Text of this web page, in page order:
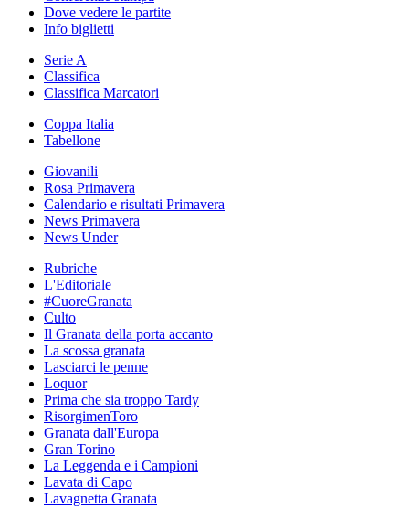
Dove vedere le partite
Info biglietti
Serie A
Classifica
Classifica Marcatori
Coppa Italia
Tabellone
Giovanili
Rosa Primavera
Calendario e risultati Primavera
News Primavera
News Under
Rubriche
L'Editoriale
#CuoreGranata
Culto
Il Granata della porta accanto
La scossa granata
Lasciarci le penne
Loquor
Prima che sia troppo Tardy
RisorgimenToro
Granata dall'Europa
Gran Torino
La Leggenda e i Campioni
Lavata di Capo
Lavagnetta Granata